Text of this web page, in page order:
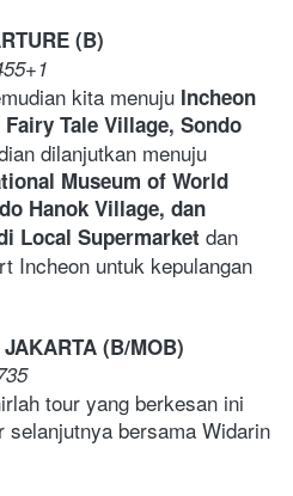
(B)
kita menuju Incheon
Tale Village, Sondo
dilanjutkan menuju
Museum of World
Hanok Village, dan
Local Supermarket dan
Incheon untuk kepulangan
(B/MOB)
tour yang berkesan ini
selanjutnya bersama Widarin